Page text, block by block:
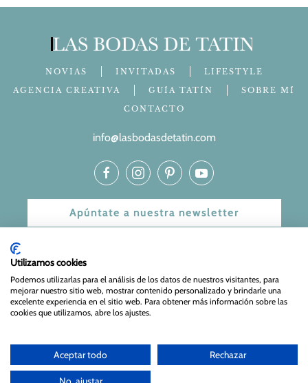
NOVIAS INVITADAS
LIFESTYLE
AGENCIA CREATIVA
GUÍA TATÍN
SOBRE MÍ
CONTACTO
info@lasbodasdetatin.com
Apúntate a nuestra newsletter
Aviso Legal|Política de Privacidad y Cookies| Web Diseñada
y mantenida porEspecialistas Web
Utilizamos cookies
Podemos utilizarlas para el análisis de los datos de nuestros visitantes, para
mejorar nuestro sitio web, mostrar contenido personalizado y brindarle una
excelente experiencia en el sitio web. Para obtener más información sobre las
cookies que utilizamos, abre los ajustes.
Aceptar todo Rechazar